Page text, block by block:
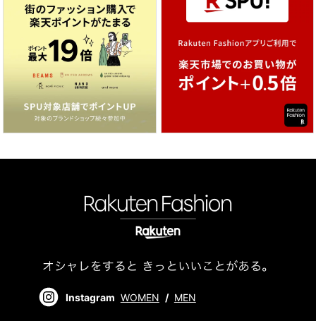
Instagram WOMEN / MEN